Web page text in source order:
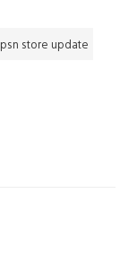
psn store update